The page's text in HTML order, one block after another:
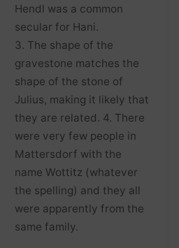
Hendl was a common
secular for Hani.
3. The shape of the
gravestone matches the
shape of the stone of
Julius, making it likely that
they are related. 4. There
were very few people in
Mattersdorf with the
name Wottitz (whatever
the spelling) and they all
were apparently from the
same family.